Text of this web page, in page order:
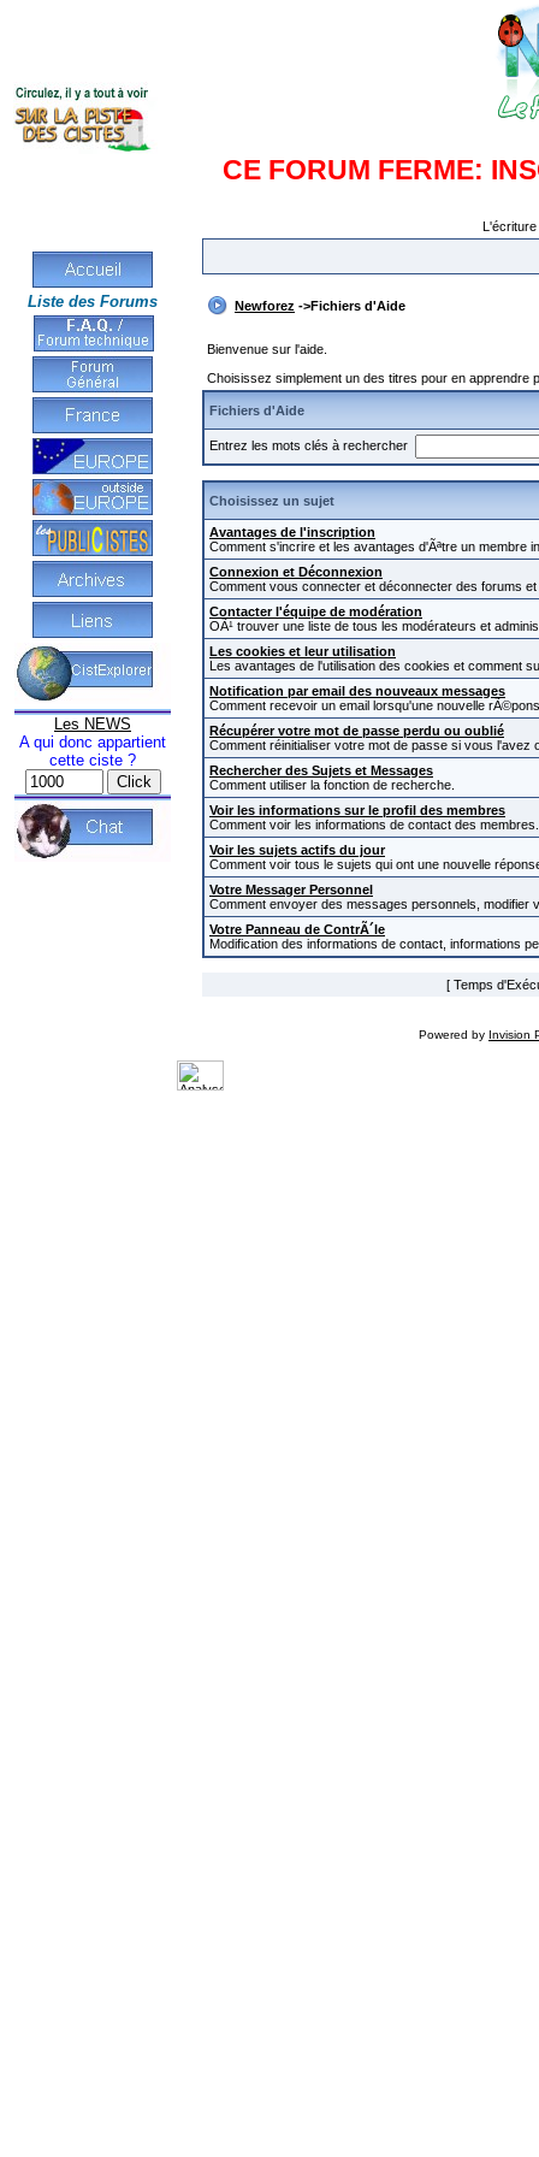
CE FORUM FERME:
Liste des Forums
Les NEWS
A qui donc appartient
cette ciste ?
Newforez ->Fichiers d'Aide
Bienvenue sur l'aide.
Choisissez simplement un des titres pour en
Fichiers d'Aide
Entrez les mots clés à rechercher
Choisissez un sujet
Avantages de l'inscription
Comment s'incrire et les avantages d'Ãªtre un membre
Connexion et Déconnexion
Comment vous connecter et déconnecter des forums
Contacter l'équipe de modération
OÃ¹ trouver une liste de tous les modérateurs et
Les cookies et leur utilisation
Les avantages de l'utilisation des cookies et comment
Notification par email des nouveaux messages
Comment recevoir un email lorsqu'une nouvelle
Récupérer votre mot de passe perdu ou oublié
Comment réinitialiser votre mot de passe si vous l'avez
Rechercher des Sujets et Messages
Comment utiliser la fonction de recherche.
Voir les informations sur le profil des membres
Comment voir les informations de contact des membres.
Voir les sujets actifs du jour
Comment voir tous le sujets qui ont une nouvelle
Votre Messager Personnel
Comment envoyer des messages personnels,
Votre Panneau de ContrÃ´le
Modification des informations de contact, informations
[ Temps
Powered by Invision